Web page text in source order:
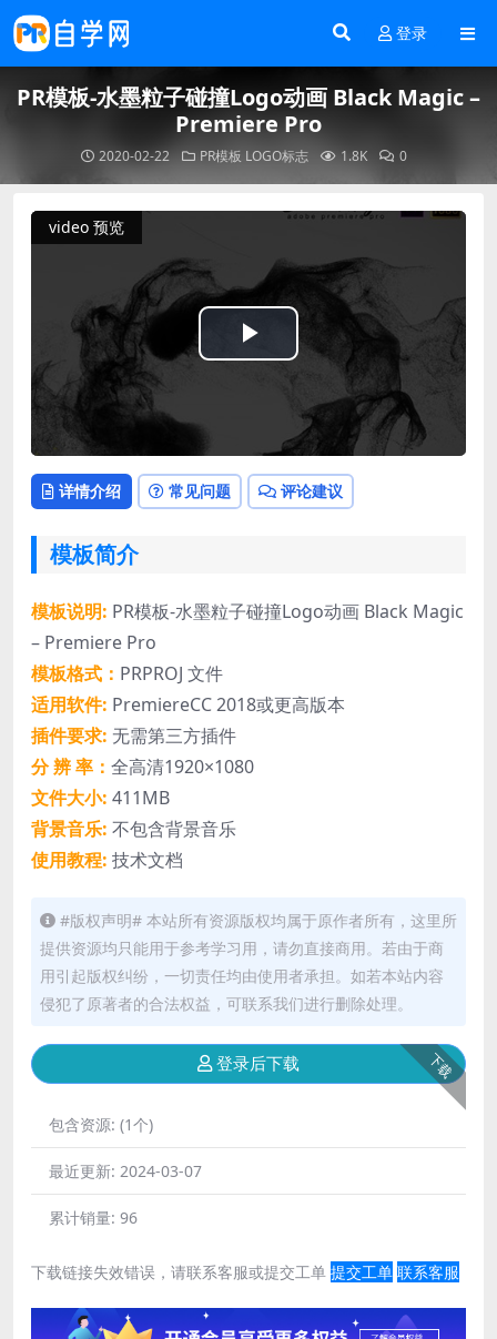
登录
PR模板-水墨粒子碰撞Logo动画 Black Magic –
Premiere Pro
2020-02-22 PR模板 LOGO标志 1.8K 0
video 预览
Play
Video
详情介绍 常见问题 评论建议
模板简介
模板说明: PR模板-水墨粒子碰撞Logo动画 Black Magic
– Premiere Pro
模板格式： PRPROJ 文件
适用软件: PremiereCC 2018或更高版本
插件要求: 无需第三方插件
分 辨 率： 全高清1920×1080
文件大小: 411MB
背景音乐: 不包含背景音乐
使用教程: 技术文档
#版权声明# 本站所有资源版权均属于原作者所有，这里所
提供资源均只能用于参考学习用，请勿直接商用。若由于商
用引起版权纠纷，一切责任均由使用者承担。如若本站内容
侵犯了原著者的合法权益，可联系我们进行删除处理。
下载
登录后下载
包含资源: (1个)
最近更新: 2024-03-07
累计销量: 96
下载链接失效错误，请联系客服或提交工单 提交工单 联系客服